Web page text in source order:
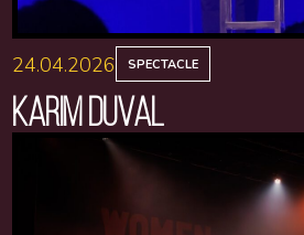
24.04.2026 SPECTACLE
KARIM DUVAL